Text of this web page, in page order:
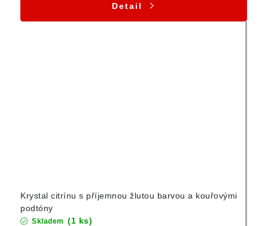
Detail
Krystal citrínu s příjemnou žlutou barvou a kouřovými
podtóny
Skladem (1 ks)